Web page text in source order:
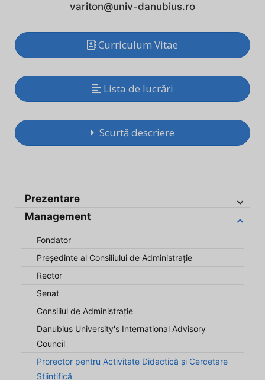
variton@univ-danubius.ro
Curriculum Vitae
Lista de lucrări
Scurtă descriere
Prezentare
Management
Fondator
Președinte al Consiliului de Administrație
Rector
Senat
Consiliul de Administrație
Danubius University's International Advisory
Council
Prorector pentru Activitate Didactică și Cercetare
Științifică